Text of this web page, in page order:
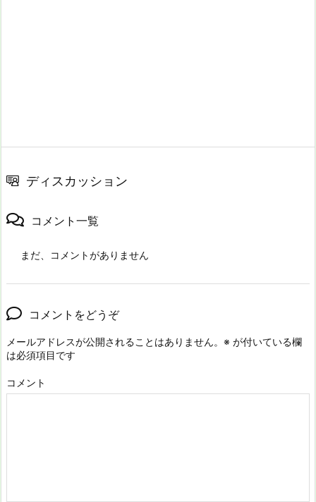
ディスカッション
コメント一覧
まだ、コメントがありません
コメントをどうぞ
メールアドレスが公開されることはありません。 ※ が付いている欄
は必須項目です
コメント